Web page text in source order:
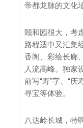
帝都龙脉的文化
颐和园很大，考
路程适中又汇集
香阁、彩绘长廊
人流高峰。独家
前写“寿”字、“
寻宝等体验。
八达岭长城，特